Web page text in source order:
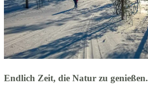
Endlich Zeit, die Natur zu genießen.